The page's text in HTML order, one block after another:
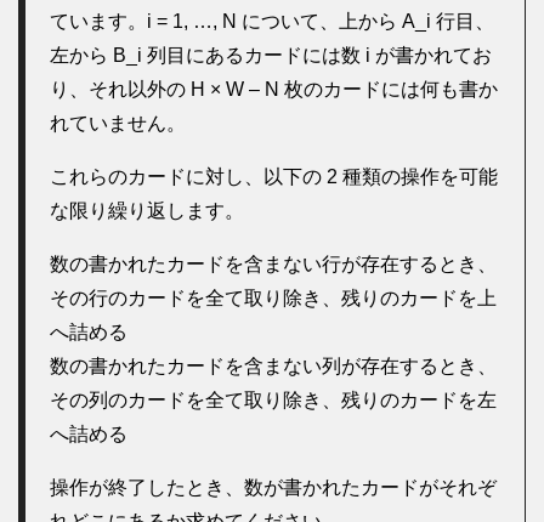
ています。i = 1, …, N について、上から A_i 行目、
左から B_i 列目にあるカードには数 i が書かれてお
り、それ以外の H × W – N 枚のカードには何も書か
れていません。
これらのカードに対し、以下の 2 種類の操作を可能
な限り繰り返します。
数の書かれたカードを含まない行が存在するとき、
その行のカードを全て取り除き、残りのカードを上
へ詰める
数の書かれたカードを含まない列が存在するとき、
その列のカードを全て取り除き、残りのカードを左
へ詰める
操作が終了したとき、数が書かれたカードがそれぞ